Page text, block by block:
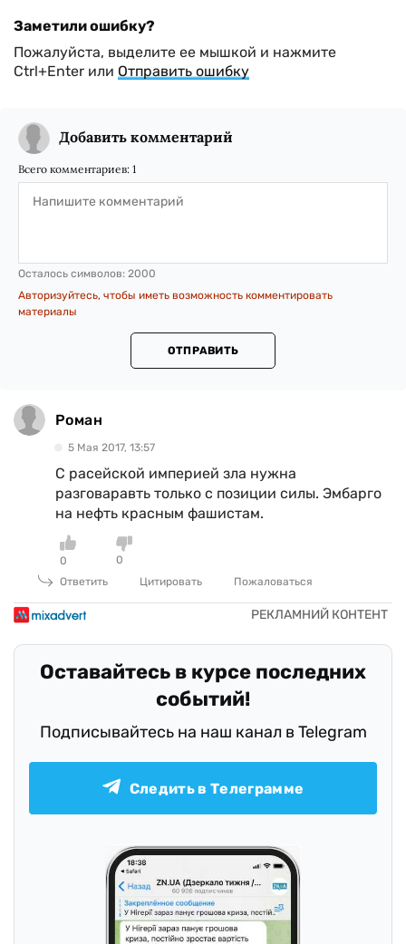
Заметили ошибку?
Пожалуйста, выделите ее мышкой и нажмите
Ctrl+Enter или Отправить ошибку
Добавить комментарий
Всего комментариев: 1
Осталось символов: 2000
Авторизуйтесь, чтобы иметь возможность комментировать
материалы
ОТПРАВИТЬ
Роман
5 Мая 2017, 13:57
С расейской империей зла нужна
разговаравть только с позиции силы. Эмбарго
на нефть красным фашистам.
0
0
Ответить
Цитировать Пожаловаться
Оставайтесь в курсе последних
событий!
Подписывайтесь на наш канал в Telegram
Следить в Телеграмме